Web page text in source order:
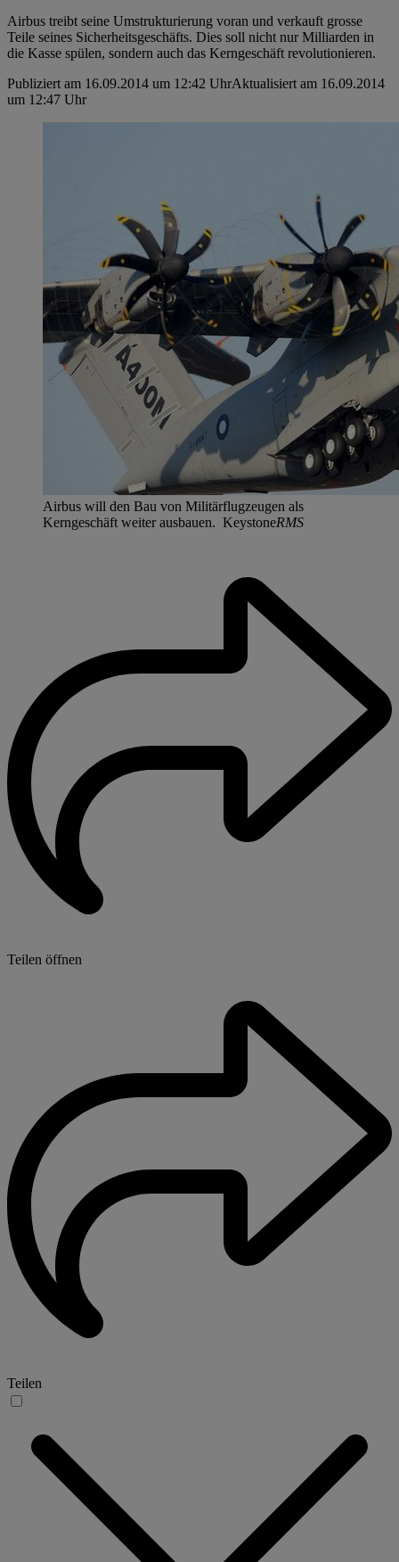
Airbus treibt seine Umstrukturierung voran und verkauft grosse
Teile seines Sicherheitsgeschäfts. Dies soll nicht nur Milliarden in
die Kasse spülen, sondern auch das Kerngeschäft revolutionieren.
Publiziert am 16.09.2014 um 12:42 UhrAktualisiert am 16.09.2014
um 12:47 Uhr
Airbus will den Bau von Militärflugzeugen als
Kerngeschäft weiter ausbauen. KeystoneRMS
Teilen öffnen
Teilen